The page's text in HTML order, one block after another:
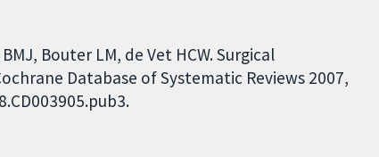
Bouter LM, de Vet HCW. Surgical
Database of Systematic Reviews 2007,